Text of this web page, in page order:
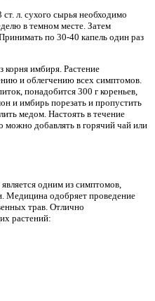
ст. л. сухого сырья необходимо
в темном месте. Затем
по 30-40 капель один раз
корня имбиря. Растение
и облегчению всех симптомов.
понадобится 300 г кореньев,
и имбирь порезать и пропустить
медом. Настоять в течение
можно добавлять в горячий чай или
одним из симптомов,
Медицина одобряет проведение
трав. Отлично
растений: